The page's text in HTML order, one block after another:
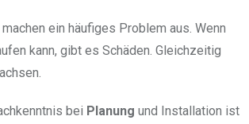
ein häufiges Problem aus. Wenn
kann, gibt es Schäden. Gleichzeitig
bei Planung und Installation ist